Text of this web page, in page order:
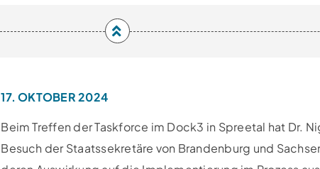
17. OKTOBER 2024
Beim Treffen der Taskforce im Dock3 in Spreetal hat Dr.
Besuch der Staatssekretäre von Brandenburg und